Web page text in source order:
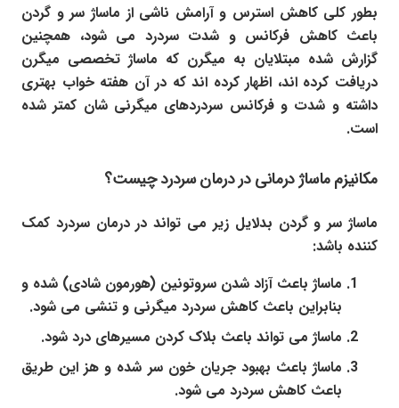
بطور کلی کاهش استرس و آرامش ناشی از ماساژ سر و گردن
باعث کاهش فرکانس و شدت سردرد می شود، همچنین
گزارش شده مبتلایان به میگرن که ماساژ تخصصی میگرن
دریافت کرده اند، اظهار کرده اند که در آن هفته خواب بهتری
داشته و شدت و فرکانس سردردهای میگرنی شان کمتر شده
است.
مکانیزم ماساژ درمانی در درمان سردرد چیست؟
ماساژ سر و گردن بدلایل زیر می تواند در درمان سردرد کمک
کننده باشد:
ماساژ باعث آزاد شدن سروتونین (هورمون شادی) شده و
بنابراین باعث کاهش سردرد میگرنی و تنشی می شود.
ماساژ می تواند باعث بلاک کردن مسیرهای درد شود.
ماساژ باعث بهبود جریان خون سر شده و هز این طریق
باعث کاهش سردرد می شود.